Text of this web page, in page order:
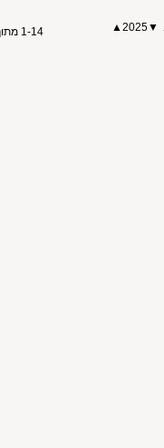
▲ 1-14 מתוך 14